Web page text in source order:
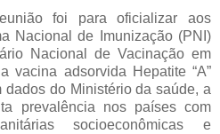
foi para oficializar aos
Nacional de Imunização (PNI)
Nacional de Vacinação em
vacina adsorvida Hepatite “A”
dados do Ministério da saúde, a
prevalência nos países com
socioeconômicas e